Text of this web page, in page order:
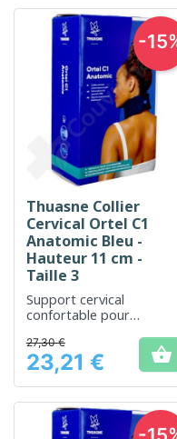
Thuasne Collier
Cervical Ortel C1
Anatomic Bleu -
Hauteur 11 cm -
Taille 3
Support cervical
confortable pour
cou
Prix
27,30 €
23,21 € 
-